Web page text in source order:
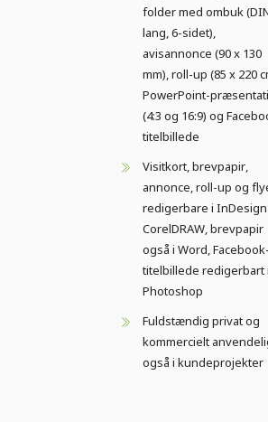
folder med ombuk
lang, 6-sidet),
avisannonce (90 x 130
mm), roll-up (85 x 220
PowerPoint-
(4:3 og 16:9) og
titelbillede
Visitkort, brevpapir,
annonce, roll-up og
redigerbare i
CorelDRAW, brevpapir
også i Word, Facebook-
titelbillede redigerbart i
Photoshop
Fuldstændig privat og
kommercielt
også i kundeprojekter